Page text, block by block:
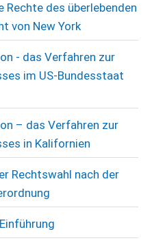
des überlebenden
von New York
- das Verfahren zur
im US-Bundesstaat
– das Verfahren zur
in Kalifornien
Rechtswahl nach der